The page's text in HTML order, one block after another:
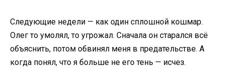
Следующие недели — как один сплошной кошмар.
Олег то умолял, то угрожал. Сначала он старался всё
объяснить, потом обвинял меня в предательстве. А
когда понял, что я больше не его тень — исчез.